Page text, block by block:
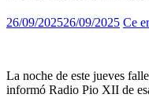
26/09/202526/09/2025 Ce
La noche de este jueves
informó Radio Pio XII de